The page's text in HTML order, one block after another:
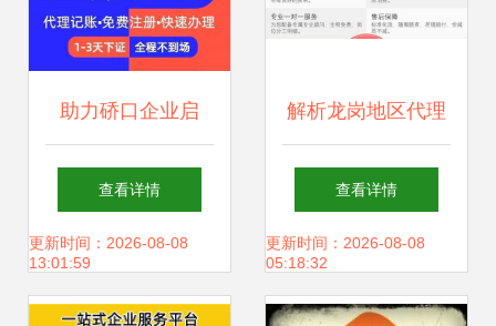
助力硚口企业启
航，专业公司注册
与代理记账服务
查看详情
更新时间：2026-08-08
13:01:59
解析龙岗地区代理
记账与税务代理服
务 专业会计审计与
财务管理的重要性
查看详情
更新时间：2026-08-08
05:18:32